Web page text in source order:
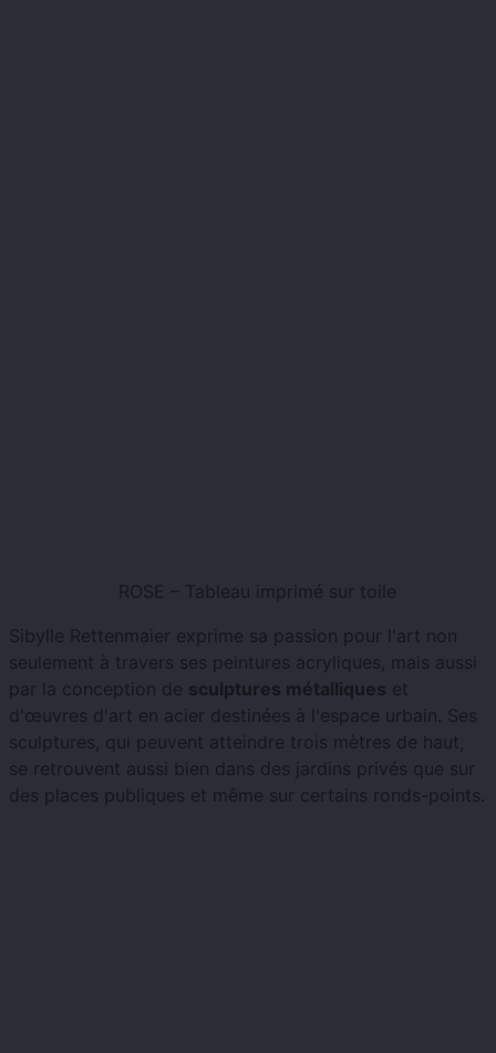
ROSE – Tableau imprimé sur toile
Sibylle Rettenmaier exprime sa passion pour l'art non
seulement à travers ses peintures acryliques, mais aussi
par la conception de sculptures métalliques et
d'œuvres d'art en acier destinées à l'espace urbain. Ses
sculptures, qui peuvent atteindre trois mètres de haut,
se retrouvent aussi bien dans des jardins privés que sur
des places publiques et même sur certains ronds-points.